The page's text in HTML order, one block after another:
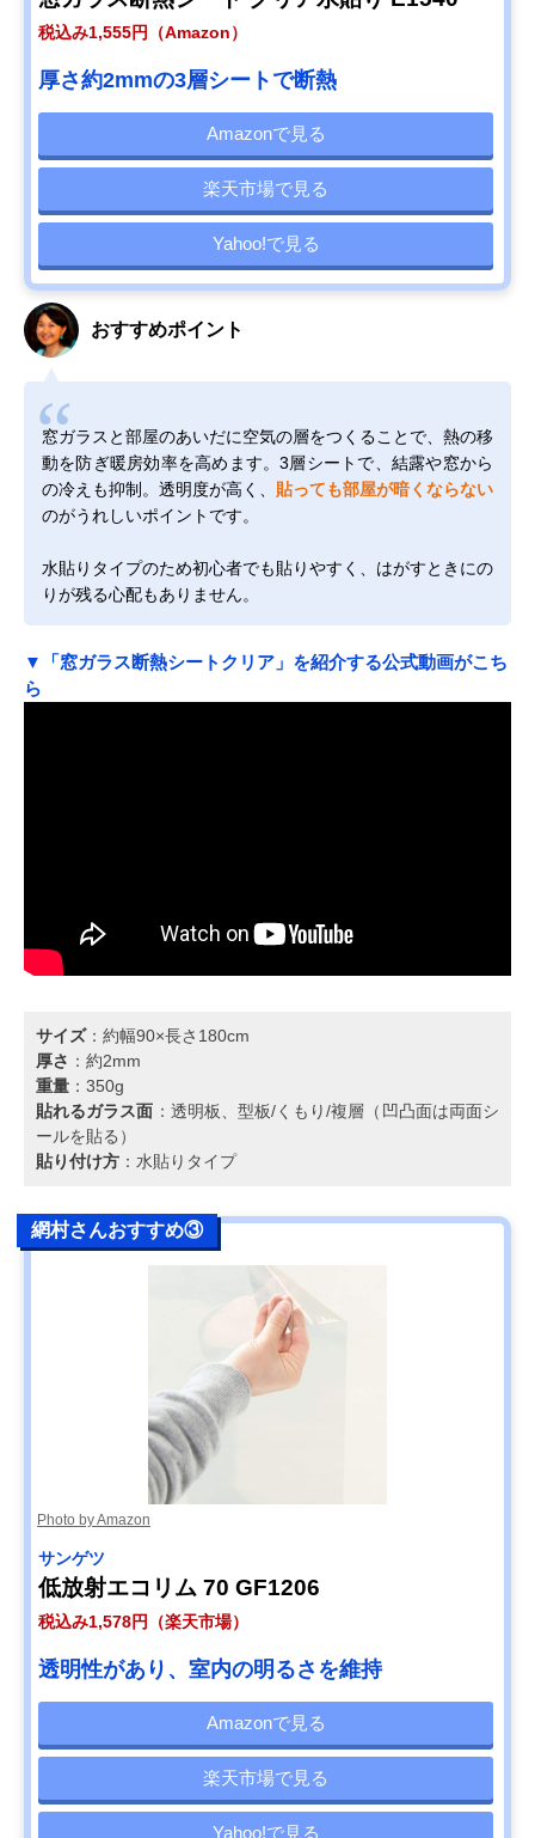
税込み1,555円（Amazon）
厚さ約2mmの3層シートで断熱
Amazonで見る
楽天市場で見る
Yahoo!で見る
おすすめポイント
窓ガラスと部屋のあいだに空気の層をつくることで、熱の移
動を防ぎ暖房効率を高めます。3層シートで、結露や窓から
の冷えも抑制。透明度が高く、 貼っても部屋が暗くならない
のがうれしいポイントです。
水貼りタイプのため初心者でも貼りやすく、はがすときにの
りが残る心配もありません。
▼「窓ガラス断熱シートクリア」を紹介する公式動画がこち
ら
サイズ：約幅90×長さ180cm
厚さ ：約2mm
重量 ：350g
貼れるガラス面 ：透明板、型板/くもり/複層（凹凸面は両面シ
ールを貼る）
貼り付け方 ：水貼りタイプ
網村さんおすすめ③
Photo by Amazon
サンゲツ
低放射エコリム 70 GF1206
税込み1,578円（楽天市場）
透明性があり、室内の明るさを維持
Amazonで見る
楽天市場で見る
Yahoo!で見る